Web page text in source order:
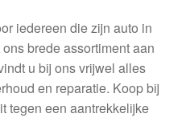
iedereen die zijn auto in
brede assortiment aan
u bij ons vrijwel alles
en reparatie. Koop bij
tegen een aantrekkelijke